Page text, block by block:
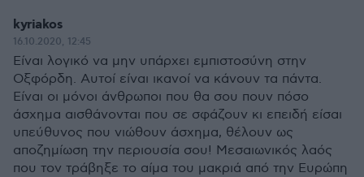
kyriakos
16.10.2020, 12:45
Είναι λογικό να μην υπάρχει εμπιστοσύνη στην
Οξφόρδη. Αυτοί είναι ικανοί να κάνουν τα πάντα.
Είναι οι μόνοι άνθρωποι που θα σου πουν πόσο
άσχημα αισθάνονται που σε σφάζουν κι επειδή είσαι
υπεύθυνος που νιώθουν άσχημα, θέλουν ως
αποζημίωση την περιουσία σου! Μεσαιωνικός λαός
που τον τράβηξε το αίμα του μακριά από την Ευρώπη